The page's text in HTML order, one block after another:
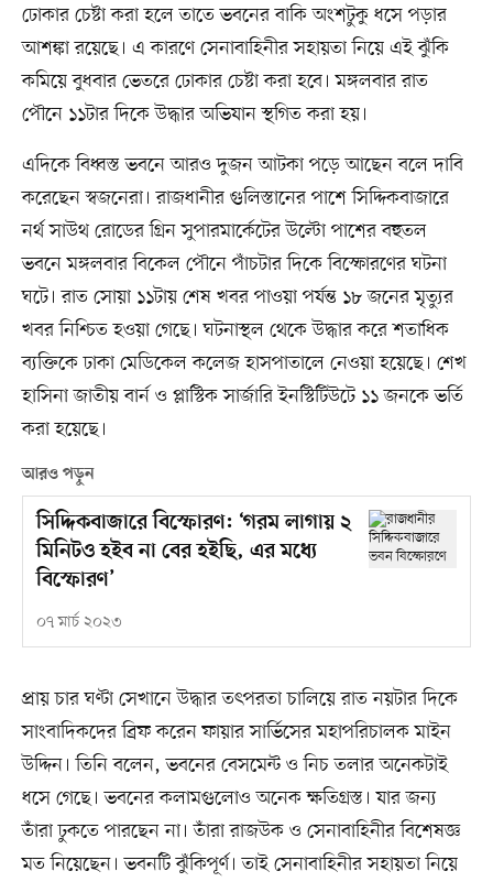
ঢোকার চেষ্টা করা হলে তাতে ভবনের বাকি অংশটুকু ধসে পড়ার
আশঙ্কা রয়েছে। এ কারণে সেনাবাহিনীর সহায়তা নিয়ে এই ঝুঁকি
কমিয়ে বুধবার ভেতরে ঢোকার চেষ্টা করা হবে। মঙ্গলবার রাত
পৌনে ১১টার দিকে উদ্ধার অভিযান স্থগিত করা হয়।
এদিকে বিধ্বস্ত ভবনে আরও দুজন আটকা পড়ে আছেন বলে দাবি
করেছেন স্বজনেরা। রাজধানীর গুলিস্তানের পাশে সিদ্দিকবাজারে
নর্থ সাউথ রোডের গ্রিন সুপারমার্কেটের উল্টো পাশের বহুতল
ভবনে মঙ্গলবার বিকেল পৌনে পাঁচটার দিকে বিস্ফোরণের ঘটনা
ঘটে। রাত সোয়া ১১টায় শেষ খবর পাওয়া পর্যন্ত ১৮ জনের মৃত্যুর
খবর নিশ্চিত হওয়া গেছে। ঘটনাস্থল থেকে উদ্ধার করে শতাধিক
ব্যক্তিকে ঢাকা মেডিকেল কলেজ হাসপাতালে নেওয়া হয়েছে। শেখ
হাসিনা জাতীয় বার্ন ও প্লাস্টিক সার্জারি ইনস্টিটিউটে ১১ জনকে ভর্তি
করা হয়েছে।
আরও পড়ুন
সিদ্দিকবাজারে বিস্ফোরণ: ‘গরম লাগায় ২
মিনিটও হইব না বের হইছি, এর মধ্যে
বিস্ফোরণ’
০৭ মার্চ ২০২৩
প্রায় চার ঘণ্টা সেখানে উদ্ধার তৎপরতা চালিয়ে রাত নয়টার দিকে
সাংবাদিকদের ব্রিফ করেন ফায়ার সার্ভিসের মহাপরিচালক মাইন
উদ্দিন। তিনি বলেন, ভবনের বেসমেন্ট ও নিচ তলার অনেকটাই
ধসে গেছে। ভবনের কলামগুলোও অনেক ক্ষতিগ্রস্ত। যার জন্য
তাঁরা ঢুকতে পারছেন না। তাঁরা রাজউক ও সেনাবাহিনীর বিশেষজ্ঞ
মত নিয়েছেন। ভবনটি ঝুঁকিপূর্ণ। তাই সেনাবাহিনীর সহায়তা নিয়ে